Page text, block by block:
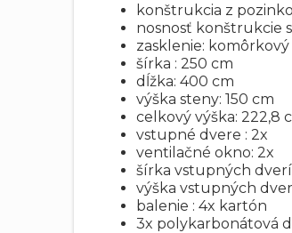
konštrukcia z
nosnosť konštrukcie
zasklenie:
šírka : 250 cm
dĺžka: 400 cm
výška steny: 150 cm
celkový výška: 222,8
vstupné dvere : 2x
ventilačné okno: 2x
šírka vstupných
výška vstupných
balenie : 4x kartón
3x polykarbonátová